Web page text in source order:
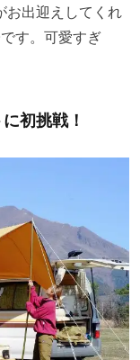
お出迎えしてくれ
す。可愛すぎ
初挑戦！